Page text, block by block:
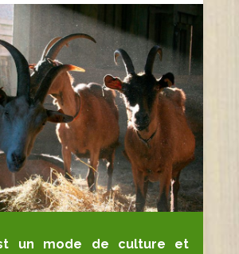
un mode de culture et